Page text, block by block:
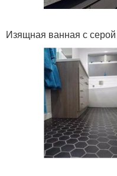
Изящная ванная с серой